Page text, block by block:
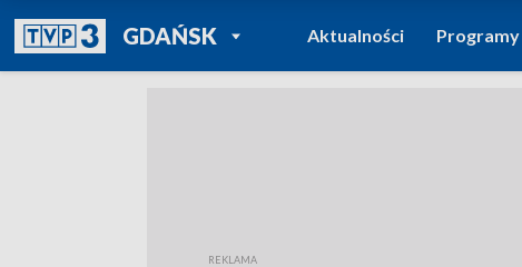
GDAŃSKPOWRÓT DO
TVP REGIONY
Aktualności Programy